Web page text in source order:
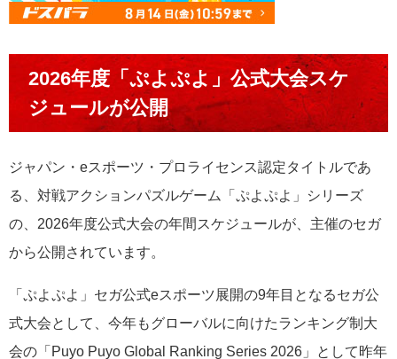
2026年度「ぷよぷよ」公式大会スケ
ジュールが公開
ジャパン・eスポーツ・プロライセンス認定タイトルであ
る、対戦アクションパズルゲーム「ぷよぷよ」シリーズ
の、2026年度公式大会の年間スケジュールが、主催のセガ
から公開されています。
「ぷよぷよ」セガ公式eスポーツ展開の9年目となるセガ公
式大会として、今年もグローバルに向けたランキング制大
会の「Puyo Puyo Global Ranking Series 2026」として昨年